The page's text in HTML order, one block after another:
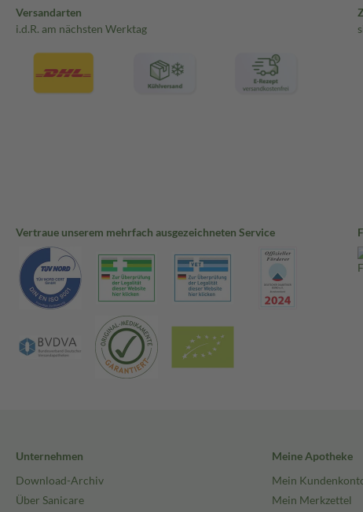
Versandarten
i.d.R. am nächsten Werktag
Vertraue unserem mehrfach ausgezeichneten Service
Unternehmen
Download-Archiv
Über Sanicare
Meine Apotheke
Mein
Mein Merkzettel